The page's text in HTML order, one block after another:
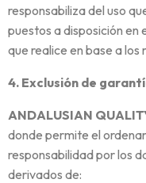
responsabiliza del uso
puestos a disposición en
que realice en base a los
4. Exclusión de
ANDALUSIAN
donde permite el
responsabilidad por los
derivados de: